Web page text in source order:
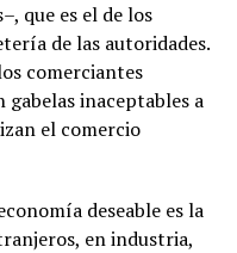
que es el de los
de las autoridades.
comerciantes
gabelas inaceptables a
el comercio
deseable es la
en industria,